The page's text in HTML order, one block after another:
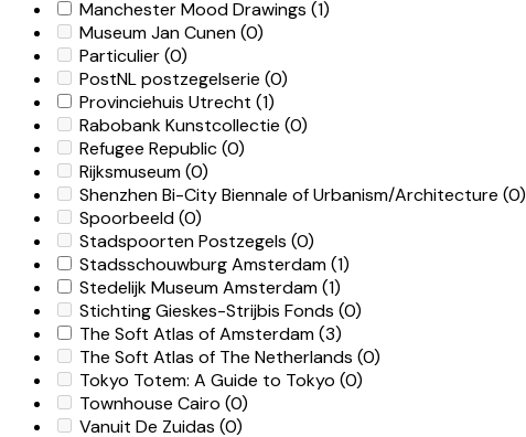
Manchester Mood Drawings (1)
Museum Jan Cunen(0)
Particulier(0)
PostNL postzegelserie (0)
Provinciehuis Utrecht (1)
Rabobank Kunstcollectie (0)
Refugee Republic(0)
Rijksmuseum(0)
Shenzhen Bi-City Biennale of Urbanism/Architecture (0)
Spoorbeeld(0)
Stadspoorten Postzegels (0)
Stadsschouwburg Amsterdam(1)
Stedelijk Museum Amsterdam(1)
Stichting Gieskes-Strijbis Fonds (0)
The Soft Atlas of Amsterdam(3)
The Soft Atlas of The Netherlands (0)
Tokyo Totem: A Guide to Tokyo (0)
Townhouse Cairo (0)
Vanuit De Zuidas (0)